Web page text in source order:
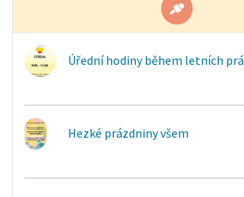
Úřední hodiny během letních
Hezké prázdniny všem